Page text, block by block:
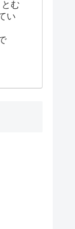
む
い